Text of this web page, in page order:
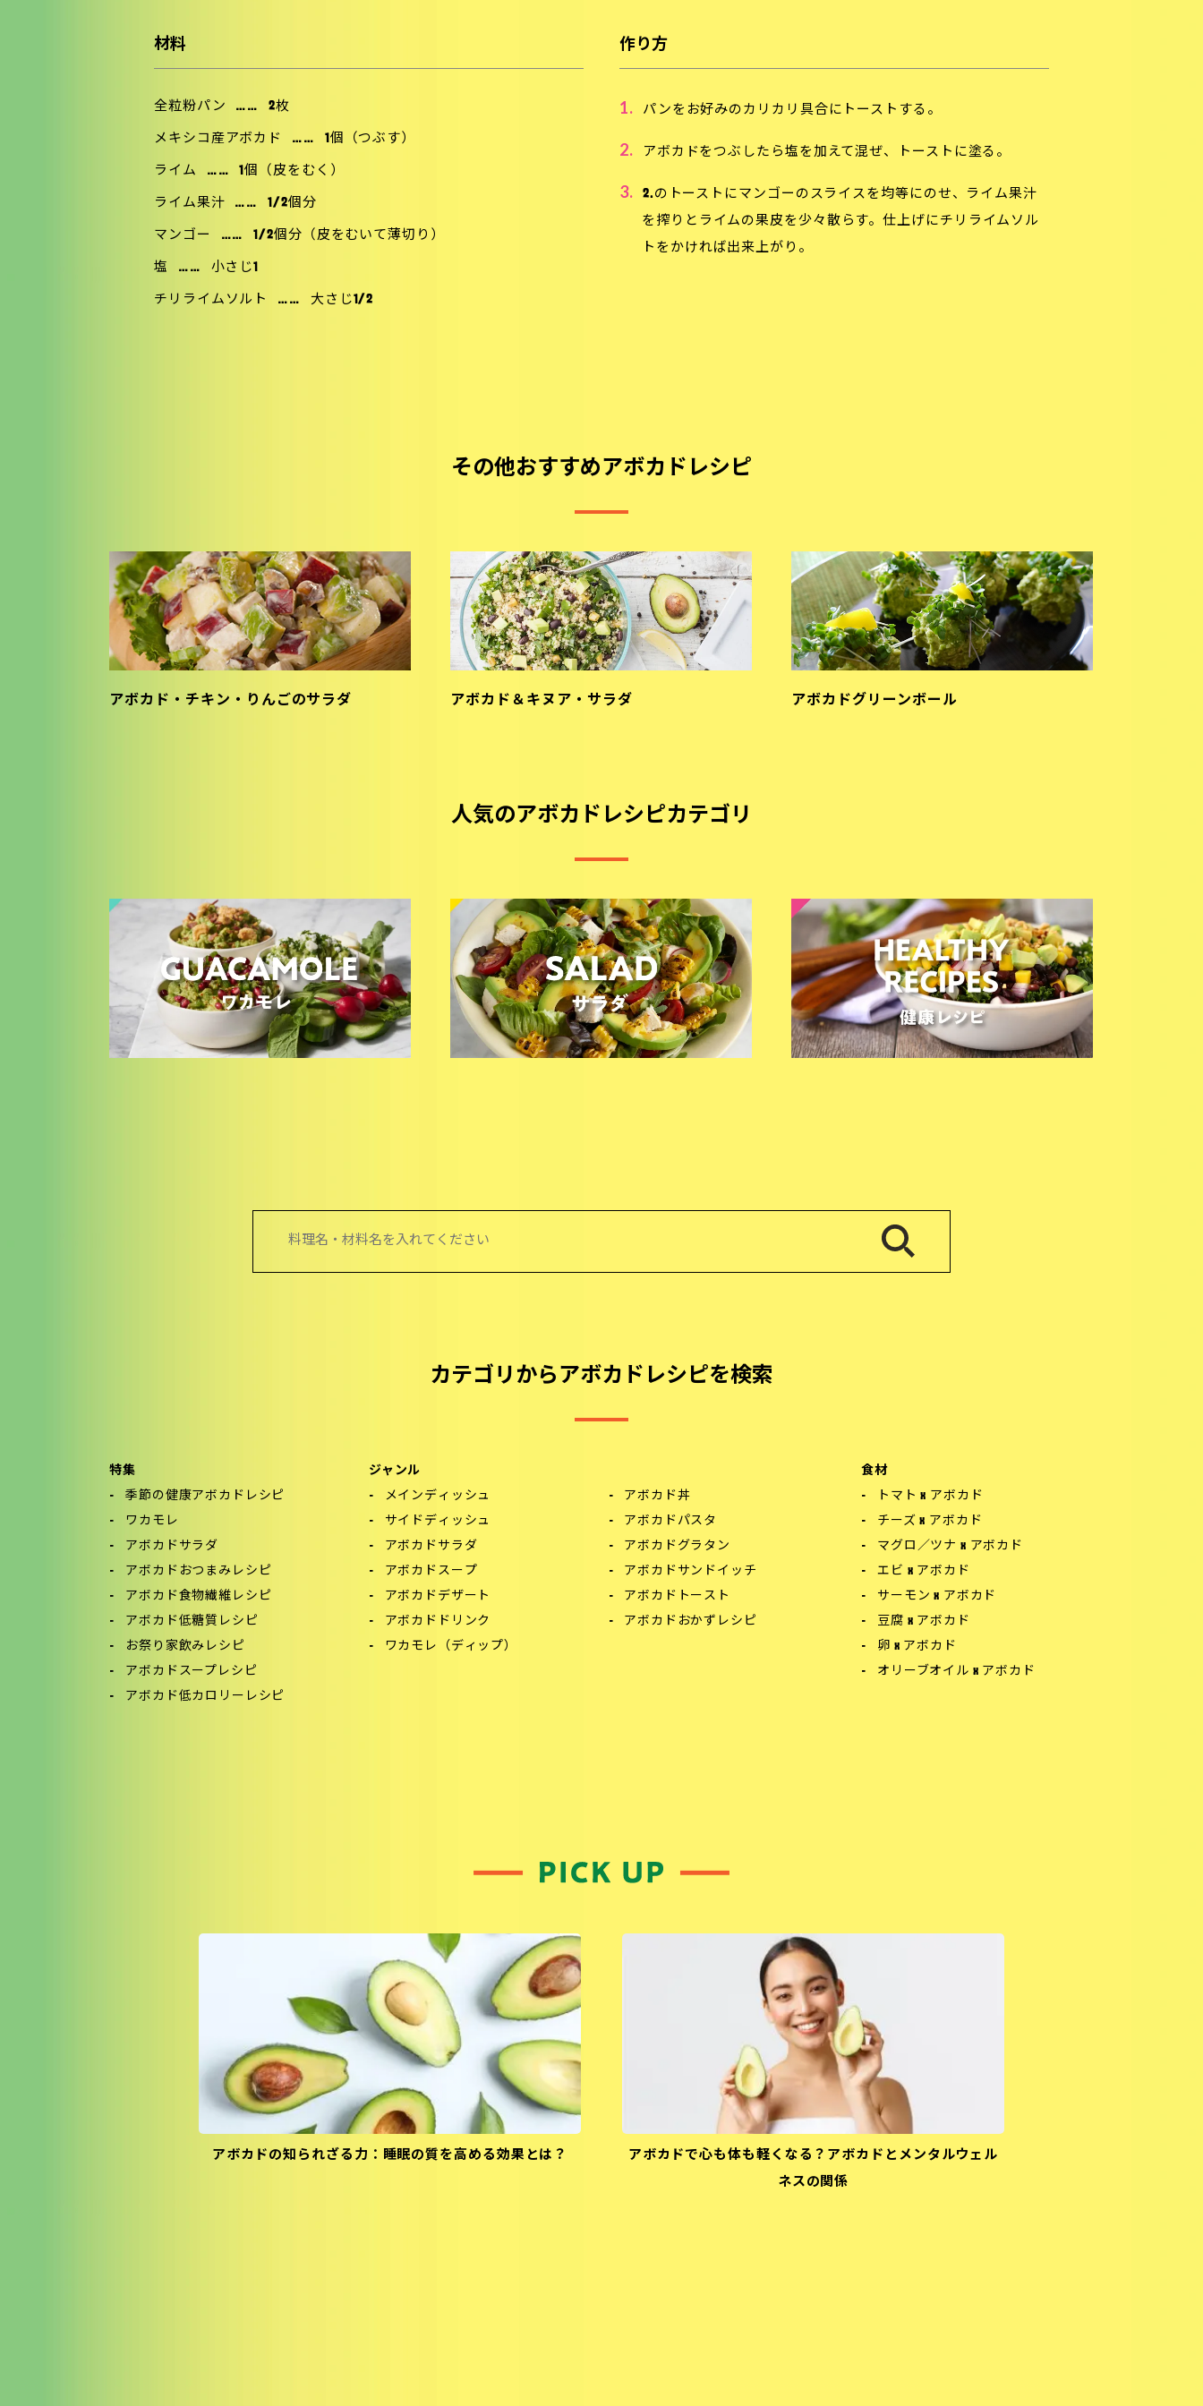
材料
全粒粉パン …… 2枚
メキシコ産アボカド …… 1個（つぶす）
ライム …… 1個（皮をむく）
ライム果汁 …… 1/2個分
マンゴー …… 1/2個分（皮をむいて薄切り）
塩 …… 小さじ1
チリライムソルト …… 大さじ1/2
作り方
1. パンをお好みのカリカリ具合にトーストする。
2. アボカドをつぶしたら塩を加えて混ぜ、トーストに塗る。
3.
2.のトーストにマンゴーのスライスを均等にのせ、ライム果汁
を搾りとライムの果皮を少々散らす。仕上げにチリライムソル
トをかければ出来上がり。
その他おすすめアボカドレシピ
アボカド・チキン・りんごのサラダ アボカド＆キヌア・サラダ アボカドグリーンボール
人気のアボカドレシピカテゴリ
検
カテゴリからアボカドレシピを検索
特集
季節の健康アボカドレシピ
ワカモレ
アボカドサラダ
アボカドおつまみレシピ
アボカド食物繊維レシピ
アボカド低糖質レシピ
お祭り家飲みレシピ
アボカドスープレシピ
アボカド低カロリーレシピ
ジャンル
メインディッシュ
サイドディッシュ
アボカドサラダ
アボカドスープ
アボカドデザート
アボカドドリンク
ワカモレ（ディップ）
アボカド丼
アボカドパスタ
アボカドグラタン
アボカドサンドイッチ
アボカドトースト
アボカドおかずレシピ
食材
トマト x アボカド
チーズ x アボカド
マグロ／ツナ x アボカド
エビ x アボカド
サーモン x アボカド
豆腐 x アボカド
卵 x アボカド
オリーブオイル x アボカド
アボカドの知られざる力：睡眠の質を高める効果とは？
アボカドで心も体も軽くなる？アボカドとメンタルウェル
ネスの関係